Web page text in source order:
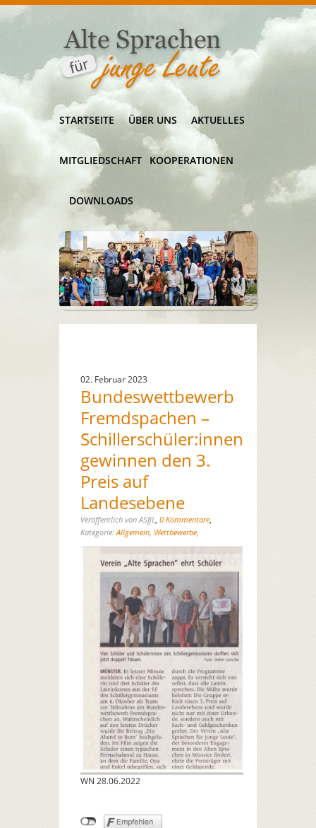
STARTSEITE ÜBER UNS AKTUELLES
MITGLIEDSCHAFT KOOPERATIONEN
DOWNLOADS
02. Februar 2023
Bundeswettbewerb
Fremdspachen –
Schillerschüler:innen
gewinnen den 3.
Preis auf
Landesebene
Veröffentlich von ASfjL , 0 Kommentare,
Kategorie: Allgemein, Wettbewerbe,
WN 28.06.2022